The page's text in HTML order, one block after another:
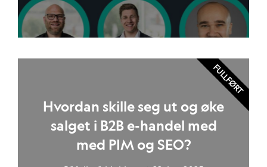
Hvordan skille seg ut og øke
salget i B2B e-handel med
med PIM og SEO?
FULLFØRT